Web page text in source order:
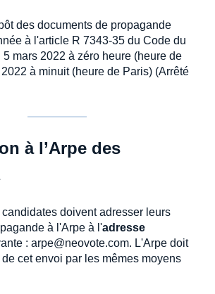
des documents de propagande
à l'article R 7343-35 du Code du
mars 2022 à zéro heure (heure de
à minuit (heure de Paris) (Arrêté
à l’Arpe des
doivent adresser leurs
à l'Arpe à l'adresse
: arpe@neovote.com. L'Arpe doit
cet envoi par les mêmes moyens